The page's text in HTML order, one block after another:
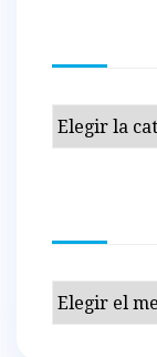
Categorías
Archivos